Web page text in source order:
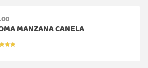
MANZANA CANELA